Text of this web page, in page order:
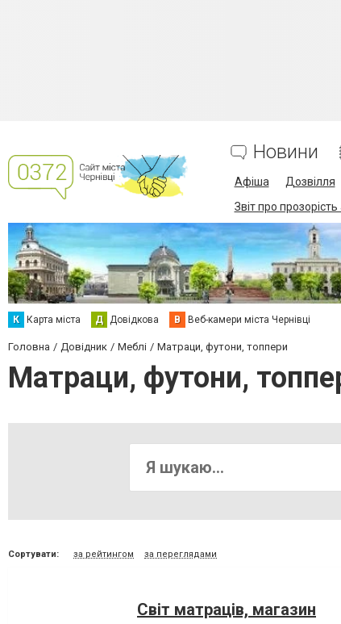
Новини
Афіша Дозвілля
Звіт про прозорість
К Карта міста Д Довідкова В Веб-камери міста Чернівці
Головна Довідник Меблі Матраци, футони, топпери
Матраци, футони,
Сортувати: за рейтингом за переглядами
Світ матраців, магазин